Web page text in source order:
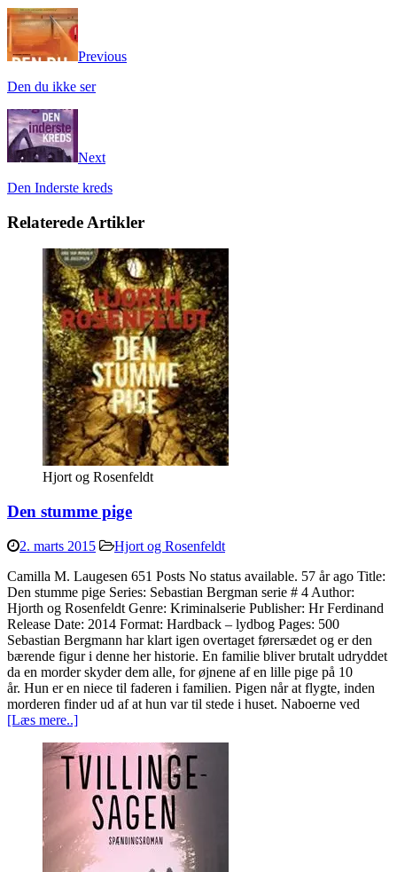
Previous
Den du ikke ser
Next
Den Inderste kreds
Relaterede Artikler
Hjort og Rosenfeldt
Den stumme pige
2. marts 2015
Hjort og Rosenfeldt
Camilla M. Laugesen 651 Posts No status available. 57 år ago Title:
Den stumme pige Series: Sebastian Bergman serie # 4 Author:
Hjorth og Rosenfeldt Genre: Kriminalserie Publisher: Hr Ferdinand
Release Date: 2014 Format: Hardback – lydbog Pages: 500
Sebastian Bergmann har klart igen overtaget førersædet og er den
bærende figur i denne her historie. En familie bliver brutalt udryddet
da en morder skyder dem alle, for øjnene af en lille pige på 10
år. Hun er en niece til faderen i familien. Pigen når at flygte, inden
morderen finder ud af at hun var til stede i huset. Naboerne ved
[Læs mere..]